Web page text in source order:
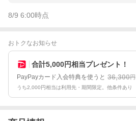
8/9 6:00時点
おトクなお知らせ
合計5,000円相当プレゼント！
PayPayカード入会特典を使うと 36,300円
うち2,000円相当は利用先・期間限定。他条件あり